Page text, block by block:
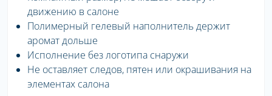
движению в салоне
Полимерный гелевый наполнитель держит
аромат дольше
Исполнение без логотипа снаружи
Не оставляет следов, пятен или окрашивания на
элементах салона